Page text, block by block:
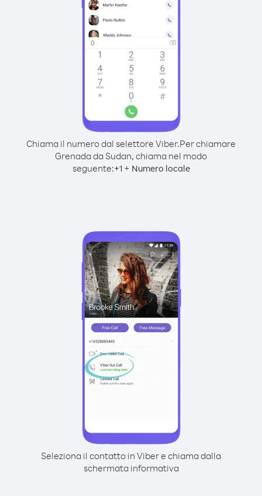
Chiama il numero dal selettore Viber.Per chiamare
Grenada da Sudan, chiama nel modo
seguente:+1+ Numero locale
Seleziona il contatto in Viber e chiama dalla
schermata informativa